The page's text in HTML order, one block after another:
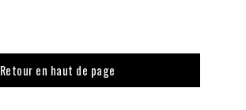
Retour en haut de page